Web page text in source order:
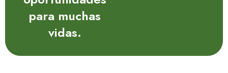
para muchas
vidas.